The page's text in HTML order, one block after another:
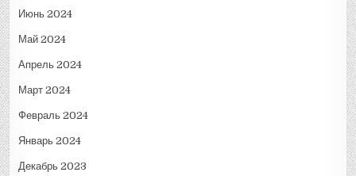
Июнь 2024
Май 2024
Апрель 2024
Март 2024
Февраль 2024
Январь 2024
Декабрь 2023